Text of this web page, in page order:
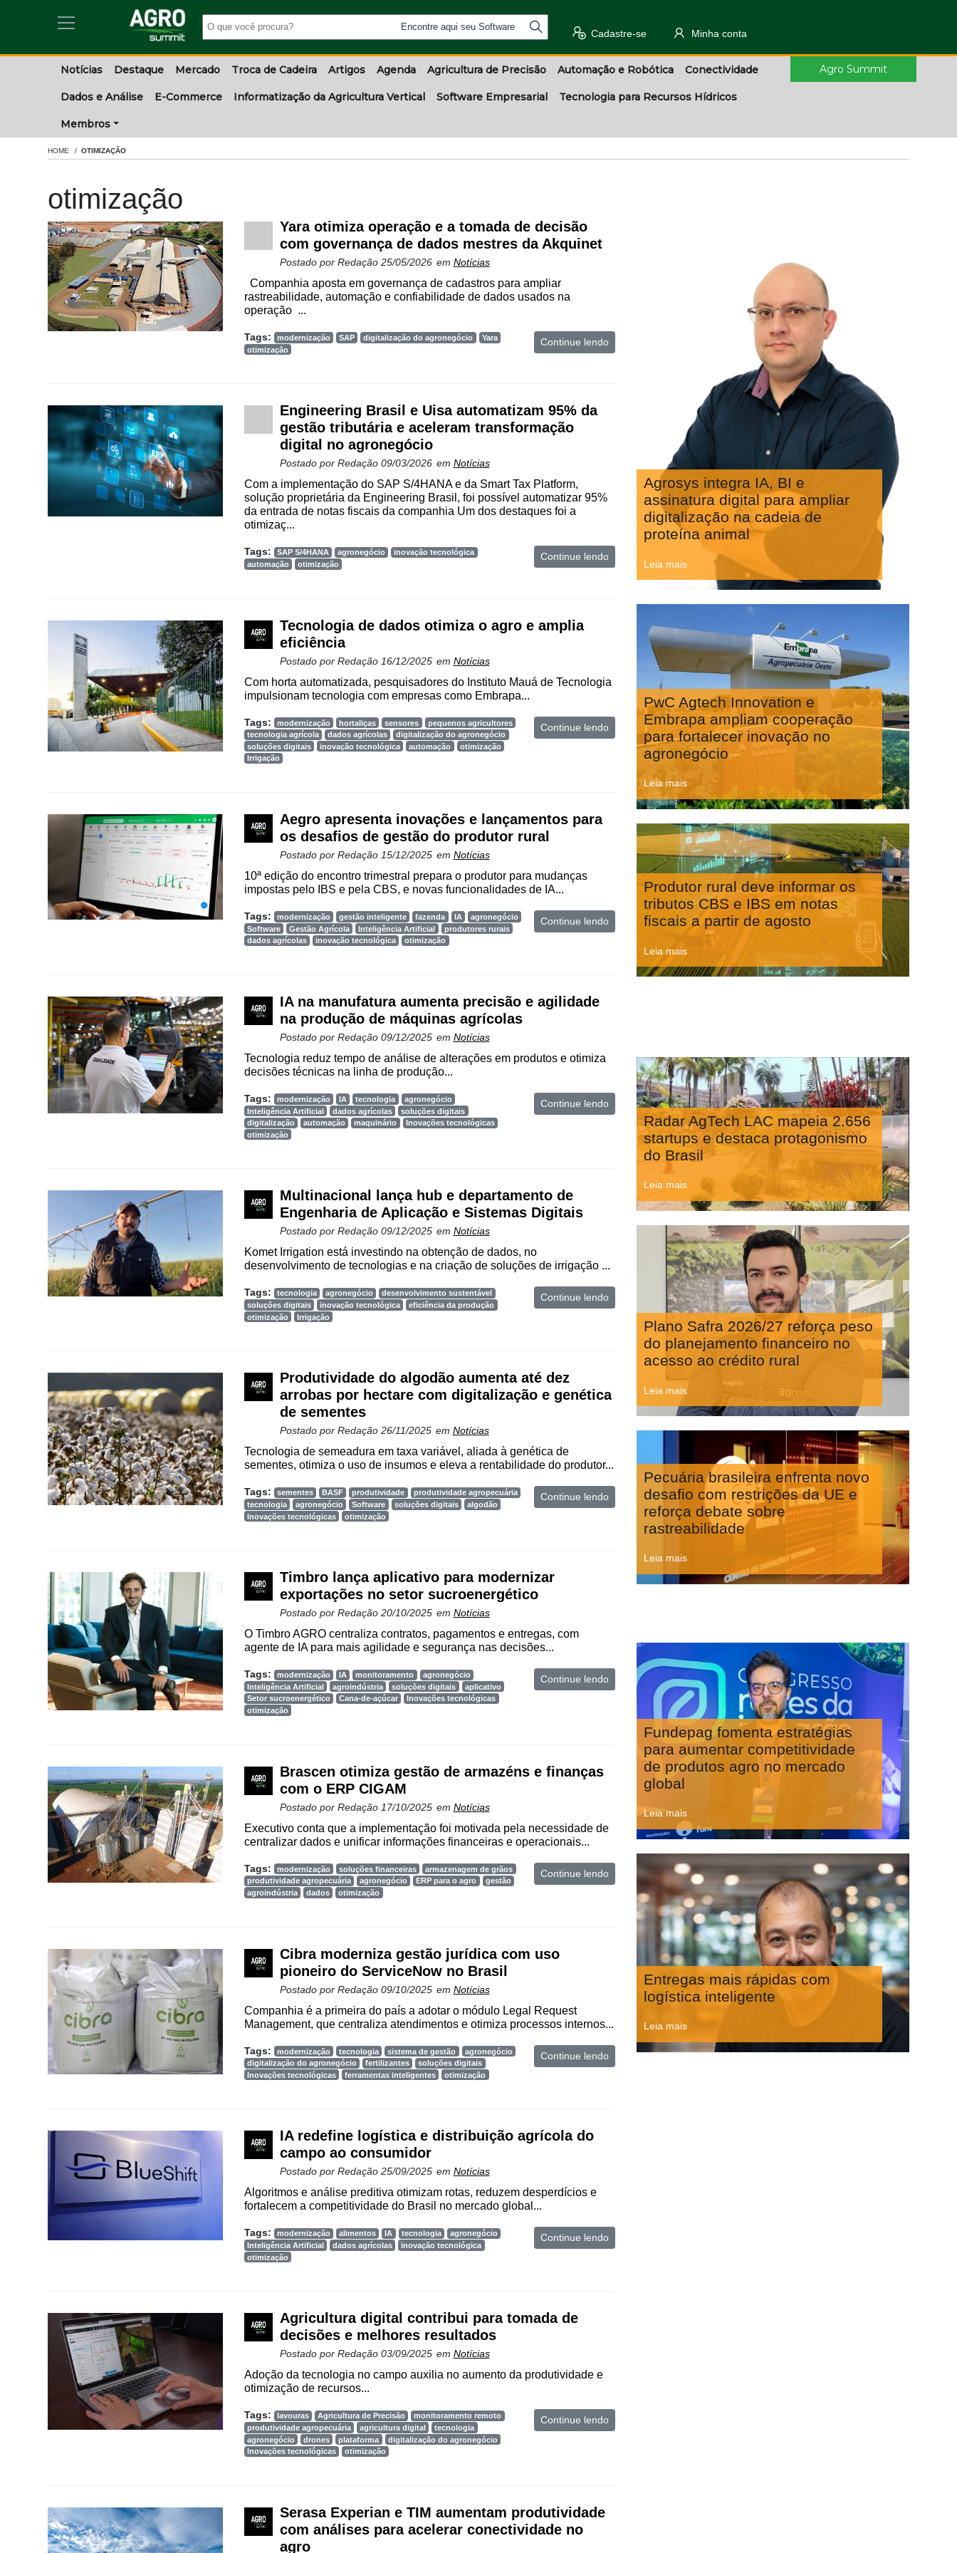
Automação
Robótica
Conectividade
Informatização
Agricultura
Membros
Liberali
Netrin
Consulting
Manager
Encontre aqui seu Software
Cadastre-se Minha conta
Notícias Destaque Mercado Troca de Cadeira Artigos Agenda Agricultura de Precisão Automação e Robótica Conectividade
Dados e Análise E-Commerce Informatização da Agricultura Vertical Software Empresarial Tecnologia para Recursos Hídricos
Membros
Agro Summit
HOME OTIMIZAÇÃO
otimização
Yara otimiza operação e a tomada de decisão
com governança de dados mestres da Akquinet
Postado por Redação 25/05/2026 em Notícias
Companhia aposta em governança de cadastros para ampliar
rastreabilidade, automação e confiabilidade de dados usados na
operação ...
Tags: modernização SAP digitalização do agronegócio
Yara
otimização
Continue lendo
Engineering Brasil e Uisa automatizam 95% da
gestão tributária e aceleram transformação
digital no agronegócio
Postado por Redação 09/03/2026 em Notícias
Com a implementação do SAP S/4HANA e da Smart Tax Platform,
solução proprietária da Engineering Brasil, foi possível automatizar 95%
da entrada de notas fiscais da companhia Um dos destaques foi a
otimizaç...
Tags: SAP S/4HANA agronegócio
inovação tecnológica
automação
otimização
Continue lendo
Tecnologia de dados otimiza o agro e amplia
eficiência
Postado por Redação 16/12/2025 em Notícias
Com horta automatizada, pesquisadores do Instituto Mauá de Tecnologia
impulsionam tecnologia com empresas como Embrapa...
Tags: modernização hortaliças sensores
pequenos agricultores
tecnologia agrícola
dados agrícolas
digitalização do agronegócio
soluções digitais
inovação tecnológica automação
otimização
Irrigação
Continue lendo
Aegro apresenta inovações e lançamentos para
os desafios de gestão do produtor rural
Postado por Redação 15/12/2025 em Notícias
10ª edição do encontro trimestral prepara o produtor para mudanças
impostas pelo IBS e pela CBS, e novas funcionalidades de IA...
Tags: modernização gestão inteligente fazenda IA
agronegócio
Software
Gestão Agrícola Inteligência Artificial
produtores rurais
dados agrícolas
inovação tecnológica otimização
Continue lendo
IA na manufatura aumenta precisão e agilidade
na produção de máquinas agrícolas
Postado por Redação 09/12/2025 em Notícias
Tecnologia reduz tempo de análise de alterações em produtos e otimiza
decisões técnicas na linha de produção...
Tags: modernização IA tecnologia
agronegócio
Inteligência Artificial
dados agrícolas
soluções digitais
digitalização
automação maquinário
Inovações tecnológicas
otimização
Continue lendo
Multinacional lança hub e departamento de
Engenharia de Aplicação e Sistemas Digitais
Postado por Redação 09/12/2025 em Notícias
Komet Irrigation está investindo na obtenção de dados, no
desenvolvimento de tecnologias e na criação de soluções de irrigação ...
Tags: tecnologia agronegócio
desenvolvimento sustentável
soluções digitais
inovação tecnológica
eficiência da produção
otimização
Irrigação
Continue lendo
Produtividade do algodão aumenta até dez
arrobas por hectare com digitalização e genética
de sementes
Postado por Redação 26/11/2025 em Notícias
Tecnologia de semeadura em taxa variável, aliada à genética de
sementes, otimiza o uso de insumos e eleva a rentabilidade do produtor...
Tags: sementes BASF produtividade
produtividade agropecuária
tecnologia
agronegócio Software soluções digitais
algodão
Inovações tecnológicas
otimização
Continue lendo
Timbro lança aplicativo para modernizar
exportações no setor sucroenergético
Postado por Redação 20/10/2025 em Notícias
O Timbro AGRO centraliza contratos, pagamentos e entregas, com
agente de IA para mais agilidade e segurança nas decisões...
Tags: modernização IA monitoramento
agronegócio
Inteligência Artificial
agroindústria soluções digitais
aplicativo
Setor sucroenergético
Cana-de-açúcar
Inovações tecnológicas
otimização
Continue lendo
Brascen otimiza gestão de armazéns e finanças
com o ERP CIGAM
Postado por Redação 17/10/2025 em Notícias
Executivo conta que a implementação foi motivada pela necessidade de
centralizar dados e unificar informações financeiras e operacionais...
Tags: modernização soluções financeiras
armazenagem de grãos
produtividade agropecuária
agronegócio ERP para o agro
gestão
agroindústria
dados otimização
Continue lendo
Cibra moderniza gestão jurídica com uso
pioneiro do ServiceNow no Brasil
Postado por Redação 09/10/2025 em Notícias
Companhia é a primeira do país a adotar o módulo Legal Request
Management, que centraliza atendimentos e otimiza processos internos...
Tags: modernização tecnologia sistema de gestão
agronegócio
digitalização do agronegócio
fertilizantes
soluções digitais
Inovações tecnológicas
ferramentas inteligentes otimização
Continue lendo
IA redefine logística e distribuição agrícola do
campo ao consumidor
Postado por Redação 25/09/2025 em Notícias
Algoritmos e análise preditiva otimizam rotas, reduzem desperdícios e
fortalecem a competitividade do Brasil no mercado global...
Tags: modernização alimentos IA tecnologia
agronegócio
Inteligência Artificial
dados agrícolas
inovação tecnológica
otimização
Continue lendo
Agricultura digital contribui para tomada de
decisões e melhores resultados
Postado por Redação 03/09/2025 em Notícias
Adoção da tecnologia no campo auxilia no aumento da produtividade e
otimização de recursos...
Tags: lavouras Agricultura de Precisão
monitoramento remoto
produtividade agropecuária
agricultura digital
tecnologia
agronegócio
drones plataforma
digitalização do agronegócio
Inovações tecnológicas
otimização
Continue lendo
Serasa Experian e TIM aumentam produtividade
com análises para acelerar conectividade no
agro
Agrosys integra IA, BI e
assinatura digital para ampliar
digitalização na cadeia de
proteína animal
Leia mais
PwC Agtech Innovation e
Embrapa ampliam cooperação
para fortalecer inovação no
agronegócio
Leia mais
Produtor rural deve informar os
tributos CBS e IBS em notas
fiscais a partir de agosto
Leia mais
Radar AgTech LAC mapeia 2.656
startups e destaca protagonismo
do Brasil
Leia mais
Plano Safra 2026/27 reforça peso
do planejamento financeiro no
acesso ao crédito rural
Leia mais
Pecuária brasileira enfrenta novo
desafio com restrições da UE e
reforça debate sobre
rastreabilidade
Leia mais
Fundepag fomenta estratégias
para aumentar competitividade
de produtos agro no mercado
global
Leia mais
Entregas mais rápidas com
logística inteligente
Leia mais